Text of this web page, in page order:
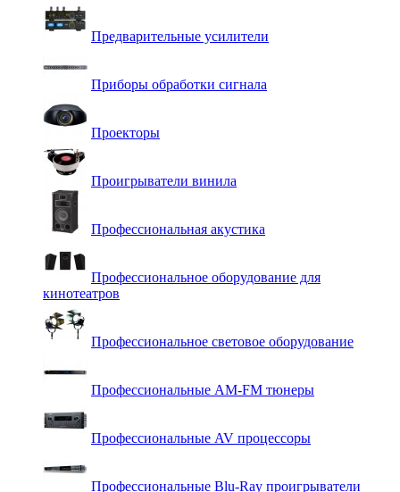
Предварительные усилители
Приборы обработки сигнала
Проекторы
Проигрыватели винила
Профессиональная акустика
Профессиональное оборудование для
кинотеатров
Профессиональное световое оборудование
Профессиональные AM-FM тюнеры
Профессиональные AV процессоры
Профессиональные Blu-Ray проигрыватели